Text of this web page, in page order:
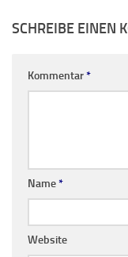
SCHREIBE EINEN
Kommentar*
Name*
Website